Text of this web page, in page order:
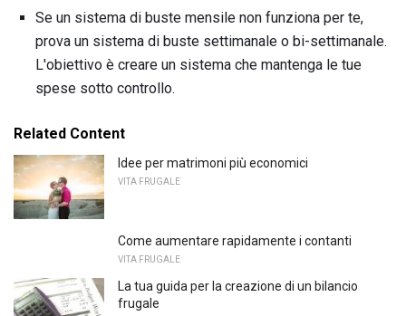
Se un sistema di buste mensile non funziona per te,
prova un sistema di buste settimanale o bi-settimanale.
L'obiettivo è creare un sistema che mantenga le tue
spese sotto controllo.
Related Content
Idee per matrimoni più economici
VITA FRUGALE
Come aumentare rapidamente i contanti
VITA FRUGALE
La tua guida per la creazione di un bilancio
frugale